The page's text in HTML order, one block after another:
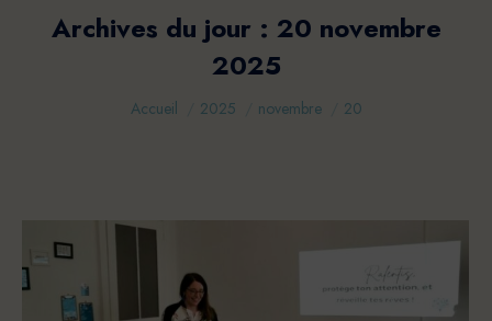
Archives du jour : 20 novembre
2025
Vous êtes ici :
Accueil 2025 novembre 20